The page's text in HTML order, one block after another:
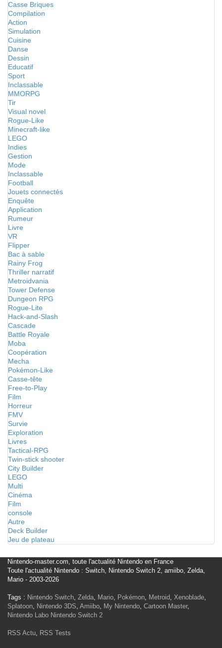
Casse Briques
Compilation
Action
Simulation
Cuisine
Danse
Dessin
Educatif
Sport
Inclassable
MMORPG
Tir
Visual novel
Rogue-Like
Minecraft-like
LEGO
Indies
Gestion
Mode
Inclassable
Football
Jouets connectés
Enquête
Application
Rumeur
Livre
VR
Flipper
Bac à sable
Rainy Frog
Thriller narratif
Metroidvania
Tower Defense
Dungeon RPG
Rogue-Lite
Hack-and-Slash
Cascade
Battle Royale
Moba
Coopération
Mecha
Pokémon-Like
Casse-tête
Free-to-Play
Film
Horreur
FMV
Survie
Exploration
Livres
Tactical-RPG
Twin-stick shooter
City Builder
LEGO
Multi
Cinéma
Film
console
Autre
Deck Builder
Jeu de plateau
Nintendo-master.com, toute l'actualité Nintendo en France
Toute l'actualité Nintendo : Switch, Nintendo Switch 2, amiibo, Zelda,
Mario - 2003-2026
Tags : Nintendo Switch, Zelda, Mario, Pokémon, Metroid, Xenoblade,
Splatoon, Nintendo 3DS, Amiibo, My Nintendo, Cartoon Master,
Nintendo Labo Nintendo Switch 2
RSS Actu, RSS Tests